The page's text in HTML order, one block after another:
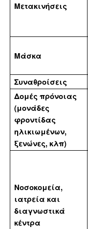
Μετακινήσεις
Μάσκα
Συναθροίσεις
Δομές πρόνοιας
(μονάδες
φροντίδας
ηλικιωμένων,
ξενώνες, κλπ)
Νοσοκομεία,
ιατρεία και
διαγνωστικά
κέντρα